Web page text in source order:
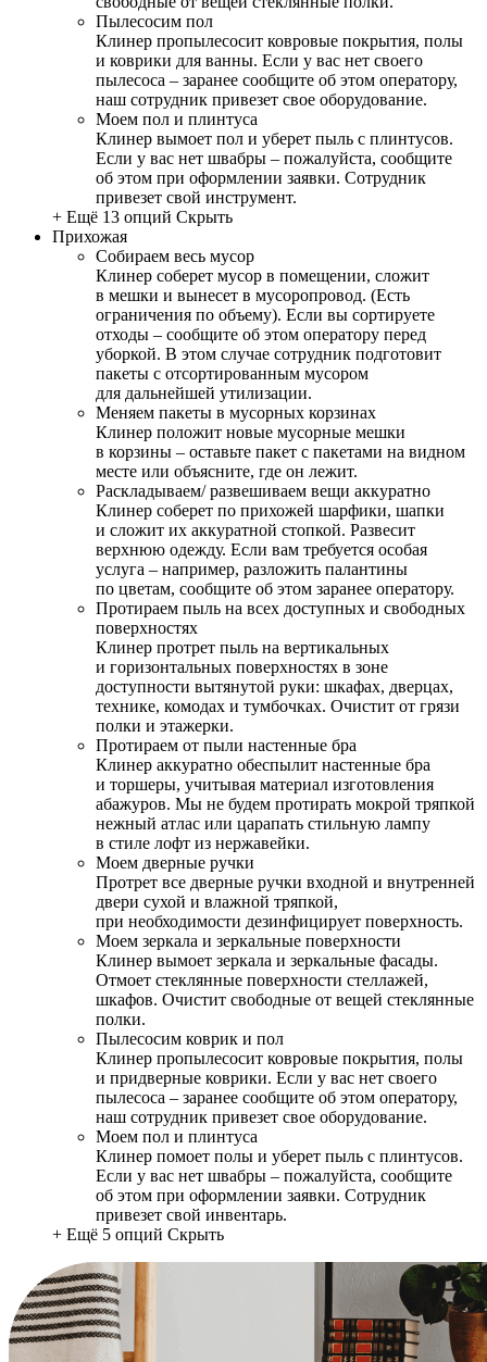
Пылесосим пол
Клинер пропылесосит ковровые покрытия, полы
и коврики для ванны. Если у вас нет своего
пылесоса – заранее сообщите об этом оператору,
наш сотрудник привезет свое оборудование.
Моем пол и плинтуса
Клинер вымоет пол и уберет пыль с плинтусов.
Если у вас нет швабры – пожалуйста, сообщите
об этом при оформлении заявки. Сотрудник
привезет свой инструмент.
+ Ещё 13 опций Скрыть
Прихожая
Собираем весь мусор
Клинер соберет мусор в помещении, сложит
в мешки и вынесет в мусоропровод. (Есть
ограничения по объему). Если вы сортируете
отходы – сообщите об этом оператору перед
уборкой. В этом случае сотрудник подготовит
пакеты с отсортированным мусором
для дальнейшей утилизации.
Меняем пакеты в мусорных корзинах
Клинер положит новые мусорные мешки
в корзины – оставьте пакет с пакетами на видном
месте или объясните, где он лежит.
Раскладываем/ развешиваем вещи аккуратно
Клинер соберет по прихожей шарфики, шапки
и сложит их аккуратной стопкой. Развесит
верхнюю одежду. Если вам требуется особая
услуга – например, разложить палантины
по цветам, сообщите об этом заранее оператору.
Протираем пыль на всех доступных и свободных
поверхностях
Клинер протрет пыль на вертикальных
и горизонтальных поверхностях в зоне
доступности вытянутой руки: шкафах, дверцах,
технике, комодах и тумбочках. Очистит от грязи
полки и этажерки.
Протираем от пыли настенные бра
Клинер аккуратно обеспылит настенные бра
и торшеры, учитывая материал изготовления
абажуров. Мы не будем протирать мокрой тряпкой
нежный атлас или царапать стильную лампу
в стиле лофт из нержавейки.
Моем дверные ручки
Протрет все дверные ручки входной и внутренней
двери сухой и влажной тряпкой,
при необходимости дезинфицирует поверхность.
Моем зеркала и зеркальные поверхности
Клинер вымоет зеркала и зеркальные фасады.
Отмоет стеклянные поверхности стеллажей,
шкафов. Очистит свободные от вещей стеклянные
полки.
Пылесосим коврик и пол
Клинер пропылесосит ковровые покрытия, полы
и придверные коврики. Если у вас нет своего
пылесоса – заранее сообщите об этом оператору,
наш сотрудник привезет свое оборудование.
Моем пол и плинтуса
Клинер помоет полы и уберет пыль с плинтусов.
Если у вас нет швабры – пожалуйста, сообщите
об этом при оформлении заявки. Сотрудник
привезет свой инвентарь.
+ Ещё 5 опций Скрыть